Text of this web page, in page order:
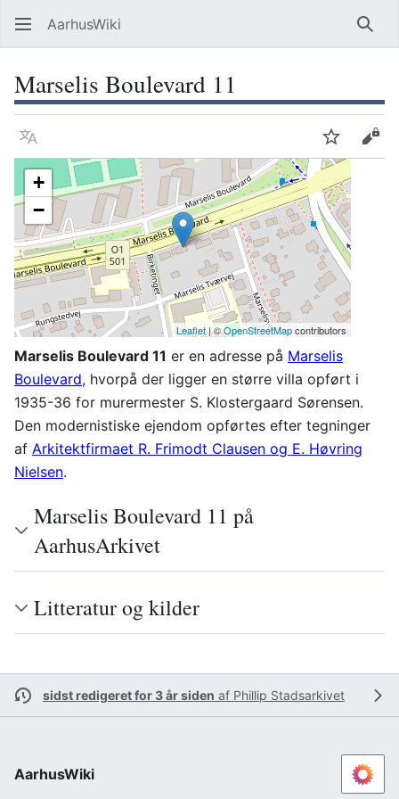
AarhusWiki Søg
Marselis Boulevard 11
Sprog OvervågVis
+
−
Leaflet| ©OpenStreetMapcontributors
Marselis Boulevard 11 er en adresse på Marselis
Boulevard, hvorpå der ligger en større villa opført i
1935-36 for murermester S. Klostergaard Sørensen.
Den modernistiske ejendom opførtes efter tegninger
af Arkitektfirmaet R. Frimodt Clausen og E. Høvring
Nielsen.
Marselis Boulevard 11 på
AarhusArkivet
Litteratur og kilder
sidst redigeret for 3 år siden af Phillip Stadsarkivet
AarhusWiki